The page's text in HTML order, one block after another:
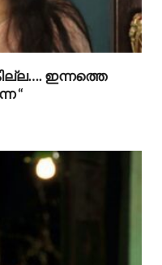
ഇന്നത്തെ
“